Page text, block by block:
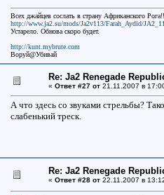
Всех джайцев сослать в страну Африканского
http://www.ja2.su/mods/Ja2v113/Farah_Aydid/
Устарело. Обнова скоро будет.
http://kunt.mybrute.com
Воруй@Убивай
Re: Ja2 Renegade
« Ответ #27 от21.11.2007 в
А что здесь со звуками стрельбы?
слабенький треск.
Re: Ja2 Renegade
« Ответ #28 от22.11.2007 в